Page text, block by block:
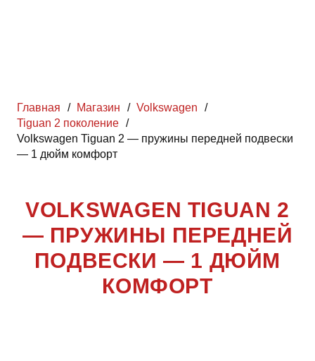
Главная / Магазин / Volkswagen
/
Tiguan 2 поколение /
Volkswagen Tiguan 2 — пружины передней подвески
— 1 дюйм комфорт
VOLKSWAGEN TIGUAN 2
— ПРУЖИНЫ ПЕРЕДНЕЙ
ПОДВЕСКИ — 1 ДЮЙМ
КОМФОРТ